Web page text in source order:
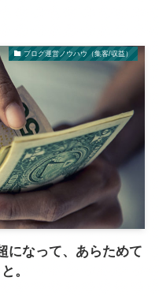
ブログ運営ノウハウ（集客/収益）
になって、あらためて
。